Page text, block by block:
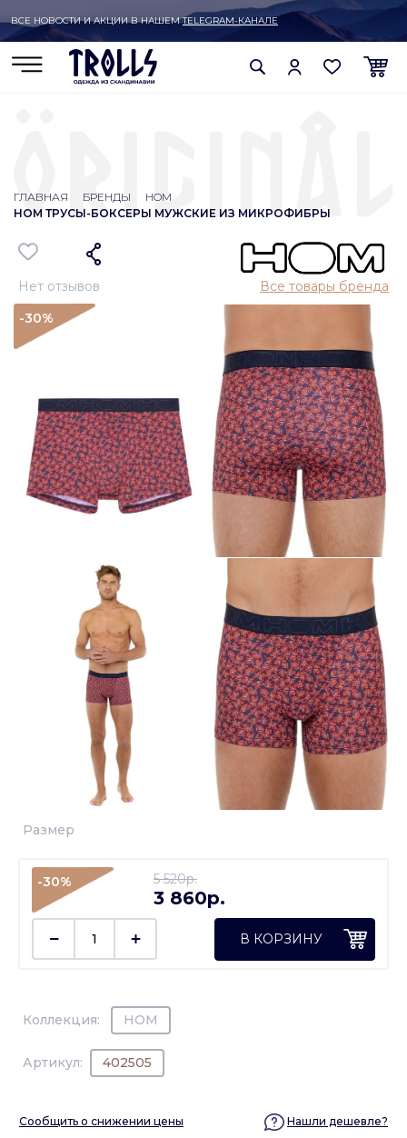
ВСЕ НОВОСТИ И АКЦИИ В НАШЕМTELEGRAM-КАНАЛЕ
ГЛАВНАЯ БРЕНДЫ
HOM
HOM ТРУСЫ-БОКСЕРЫ МУЖСКИЕ ИЗ МИКРОФИБРЫ
Нет отзывов
Все товары бренда
-30%
Коллекция: HOM
Артикул: 402505
Размер
-30% 5 520p.
3 860p.
В КОРЗИНУ
Сообщить о снижении цены Нашли дешевле?